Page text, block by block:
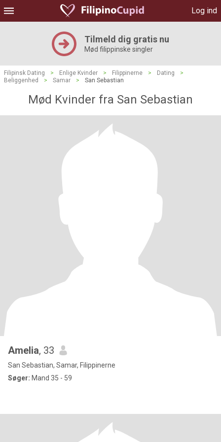
Log ind
Tilmeld dig gratis nu
Mød filippinske singler
Filipinsk Dating > Enlige Kvinder > Filippinerne > Dating
>
Beliggenhed
> Samar > San Sebastian
Mød Kvinder fra San Sebastian
Amelia, 33
San Sebastian, Samar, Filippinerne
Søger: Mand 35 - 59